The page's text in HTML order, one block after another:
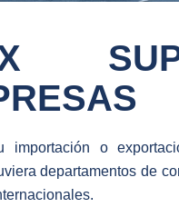
importación o
departamentos de